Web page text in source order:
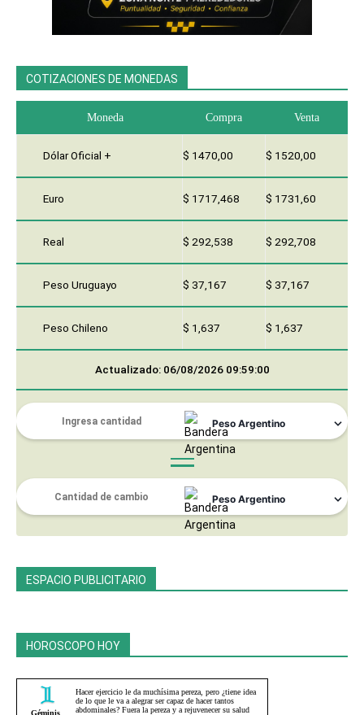
COTIZACIONES DE MONEDAS
Moneda Compra Venta
Dólar Oficial + $ 1470,00 $ 1520,00
Euro $ 1717,468 $ 1731,60
Real $ 292,538 $ 292,708
Peso Uruguayo $ 37,167 $ 37,167
Peso Chileno $ 1,637 $ 1,637
Actualizado: 06/08/2026 09:59:00
ESPACIO PUBLICITARIO
HOROSCOPO HOY